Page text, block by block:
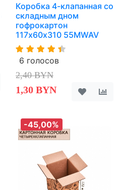
Коробка 4-клапанная со
складным дном
гофрокартон
117х60х310 55MWAV
6 голосов
2,40 BYN
1,30 BYN
-45,00%